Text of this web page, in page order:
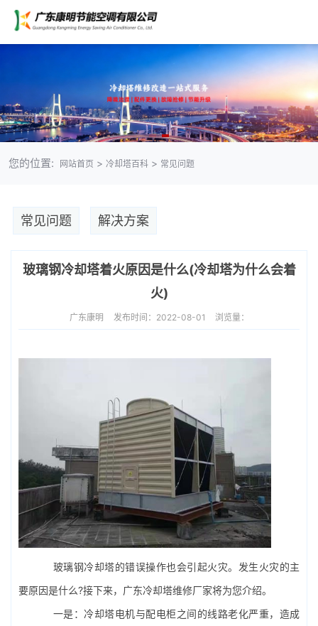
您的位置: 网站首页 > 冷却塔百科> 常见问题
常见问题 解决方案
玻璃钢冷却塔着火原因是什么(冷却塔为什么会着
火)
广东康明 发布时间：2022-08-01 浏览量：
玻璃钢冷却塔的错误操作也会引起火灾。发生火灾的主
要原因是什么?接下来，广东冷却塔维修厂家将为您介绍。
一是： 冷却塔电机与配电柜之间的线路老化严重，造成